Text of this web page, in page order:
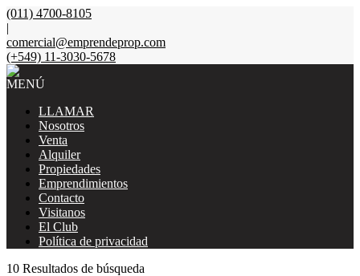
(011) 4700-8105
|
comercial@emprendeprop.com
(+549) 11-3030-5678
MENÚ
LLAMAR
Nosotros
Venta
Alquiler
Propiedades
Emprendimientos
Contacto
Visitanos
El Club
Política de privacidad
10 Resultados de búsqueda